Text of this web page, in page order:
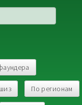
По регионам